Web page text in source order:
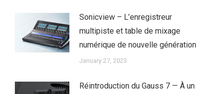
Sonicview – L’enregistreur
multipiste et table de mixage
numérique de nouvelle génération
January 27, 2023
Réintroduction du Gauss 7 — À un